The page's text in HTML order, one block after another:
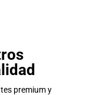
premium y